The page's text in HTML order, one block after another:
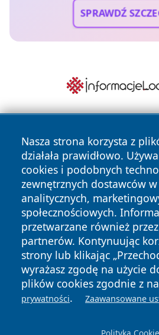
SPRAWDŹ
Nasza strona korzysta z
działała prawidłowo.
cookies i podobnych
zewnętrznych dostawców w
analitycznych,
społecznościowych.
przetwarzane również
partnerów. Kontynuując
strony lub klikając
wyrażasz zgodę na użycie
plików cookies zgodnie z
prywatności. Zaawansowane
Copyright © 2026 24slupsk.pl
News Autorzy
Polityka
Prywatności